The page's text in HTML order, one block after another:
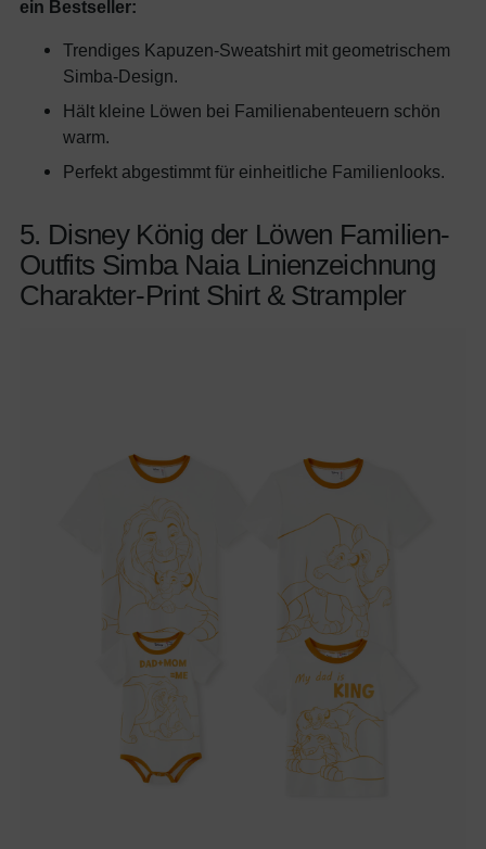
ein Bestseller:
Trendiges Kapuzen-Sweatshirt mit geometrischem
Simba-Design.
Hält kleine Löwen bei Familienabenteuern schön
warm.
Perfekt abgestimmt für einheitliche Familienlooks.
5. Disney König der Löwen Familien-
Outfits Simba Naia Linienzeichnung
Charakter-Print Shirt & Strampler